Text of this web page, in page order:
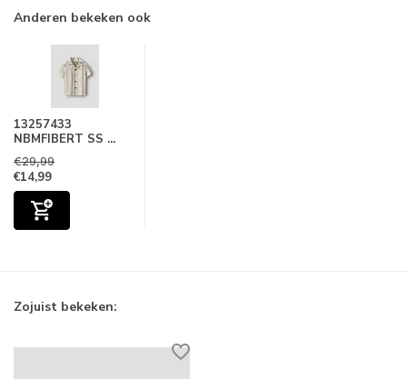
Anderen bekeken ook
13257433
NBMFIBERT SS ...
€29,99
€14,99
Zojuist bekeken: